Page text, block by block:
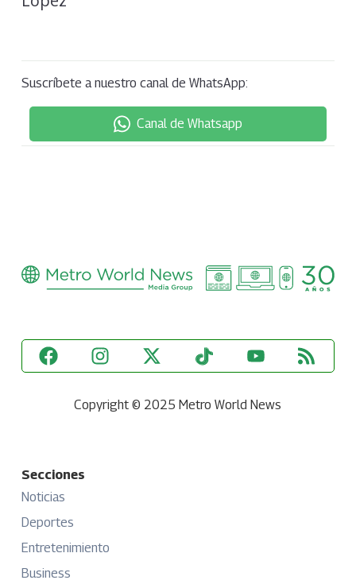
Suscríbete a nuestro canal de WhatsApp:
Canal de Whatsapp
Copyright © 2025 Metro World News
Secciones
Noticias
Deportes
Entretenimiento
Business